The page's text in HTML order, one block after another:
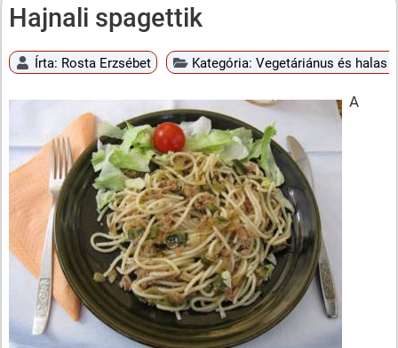
Hajnali spagettik
Írta: Rosta Erzsébet Kategória:Vegetáriánus és halas
A